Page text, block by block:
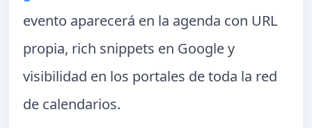
evento aparecerá en la agenda con URL
propia, rich snippets en Google y
visibilidad en los portales de toda la red
de calendarios.